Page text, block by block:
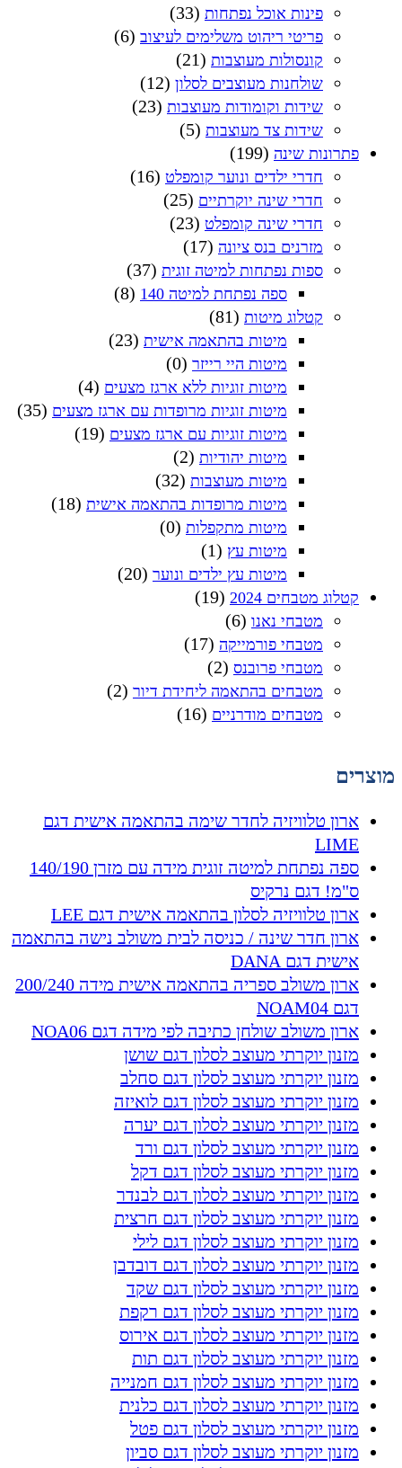
פינות אוכל נפתחות (33)
פריטי ריהוט משלימים לעיצוב (6)
קונסולות מעוצבות (21)
שולחנות מעוצבים לסלון (12)
שידות וקומודות מעוצבות (23)
שידות צד מעוצבות (5)
פתרונות שינה (199)
חדרי ילדים ונוער קומפלט (16)
חדרי שינה יוקרתיים (25)
חדרי שינה קומפלט (23)
מזרנים בנס ציונה (17)
ספות נפתחות למיטה זוגית (37)
ספה נפתחת למיטה 140 (8)
קטלוג מיטות (81)
מיטות בהתאמה אישית (23)
מיטות היי רייזר (0)
מיטות זוגיות ללא ארגז מצעים (4)
מיטות זוגיות מרופדות עם ארגז מצעים (35)
מיטות זוגיות עם ארגז מצעים (19)
מיטות יהודיות (2)
מיטות מעוצבות (32)
מיטות מרופדות בהתאמה אישית (18)
מיטות מתקפלות (0)
מיטות עץ (1)
מיטות עץ ילדים ונוער (20)
קטלוג מטבחים 2024 (19)
מטבחי נאנו (6)
מטבחי פורמייקה (17)
מטבחי פרובנס (2)
מטבחים בהתאמה ליחידת דיור (2)
מטבחים מודרניים (16)
מוצרים
ארון טלוויזיה לחדר שימה בהתאמה אישית דגם
LIME
ספה נפתחת למיטה זוגית מידה עם מזרן 140/190
ס"מ! דגם נרקיס
ארון טלוויזיה לסלון בהתאמה אישית דגם LEE
ארון חדר שינה / כניסה לבית משולב נישה בהתאמה
אישית דגם DANA
ארון משולב ספריה בהתאמה אישית מידה 200/240
דגם NOAM04
ארון משולב שולחן כתיבה לפי מידה דגם NOA06
מזנון יוקרתי מעוצב לסלון דגם שושן
מזנון יוקרתי מעוצב לסלון דגם סחלב
מזנון יוקרתי מעוצב לסלון דגם לואיזה
מזנון יוקרתי מעוצב לסלון דגם יערה
מזנון יוקרתי מעוצב לסלון דגם ורד
מזנון יוקרתי מעוצב לסלון דגם דקל
מזנון יוקרתי מעוצב לסלון דגם לבנדר
מזנון יוקרתי מעוצב לסלון דגם חרצית
מזנון יוקרתי מעוצב לסלון דגם לילי
מזנון יוקרתי מעוצב לסלון דגם דובדבן
מזנון יוקרתי מעוצב לסלון דגם שקד
מזנון יוקרתי מעוצב לסלון דגם רקפת
מזנון יוקרתי מעוצב לסלון דגם אירוס
מזנון יוקרתי מעוצב לסלון דגם תות
מזנון יוקרתי מעוצב לסלון דגם חמנייה
מזנון יוקרתי מעוצב לסלון דגם כלנית
מזנון יוקרתי מעוצב לסלון דגם פטל
מזנון יוקרתי מעוצב לסלון דגם סביון